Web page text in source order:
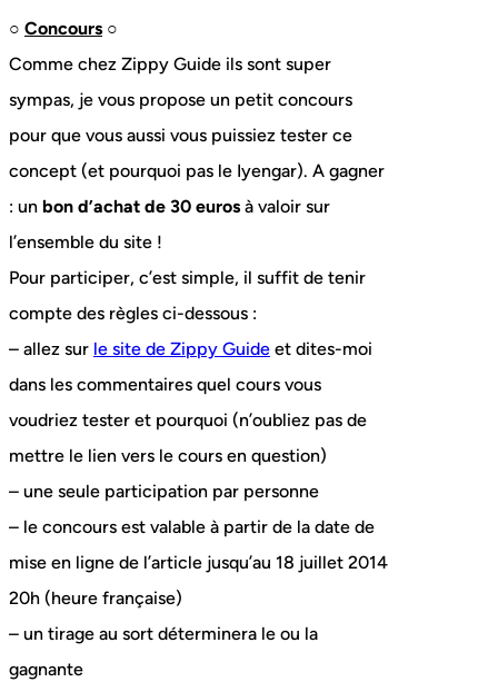
○ Concours ○
Comme chez Zippy Guide ils sont super
sympas, je vous propose un petit concours
pour que vous aussi vous puissiez tester ce
concept (et pourquoi pas le Iyengar). A gagner
: un bon d’achat de 30 euros à valoir sur
l’ensemble du site !
Pour participer, c’est simple, il suffit de tenir
compte des règles ci-dessous :
– allez sur le site de Zippy Guide et dites-moi
dans les commentaires quel cours vous
voudriez tester et pourquoi (n’oubliez pas de
mettre le lien vers le cours en question)
– une seule participation par personne
– le concours est valable à partir de la date de
mise en ligne de l’article jusqu’au 18 juillet 2014
20h (heure française)
– un tirage au sort déterminera le ou la
gagnante